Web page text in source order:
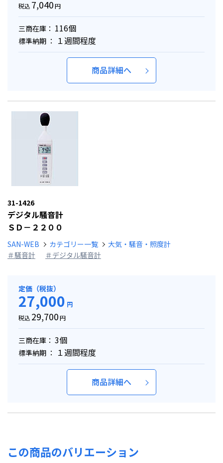
税込 7,040円
三商在庫： 116個
標準納期 ： １週間程度
商品詳細へ
31-1426
デジタル騒音計
ＳＤ－２２００
SAN-WEB カテゴリー一覧
大気・騒音・照度計
＃騒音計
＃デジタル騒音計
定価（税抜）
27,000 円
税込 29,700円
三商在庫： 3個
標準納期 ： １週間程度
商品詳細へ
この商品のバリエーション